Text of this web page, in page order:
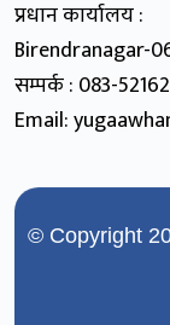
प्रधान कार्यालय :
Birendranagar-
सम्पर्क : 083-
Email:
© Copyright